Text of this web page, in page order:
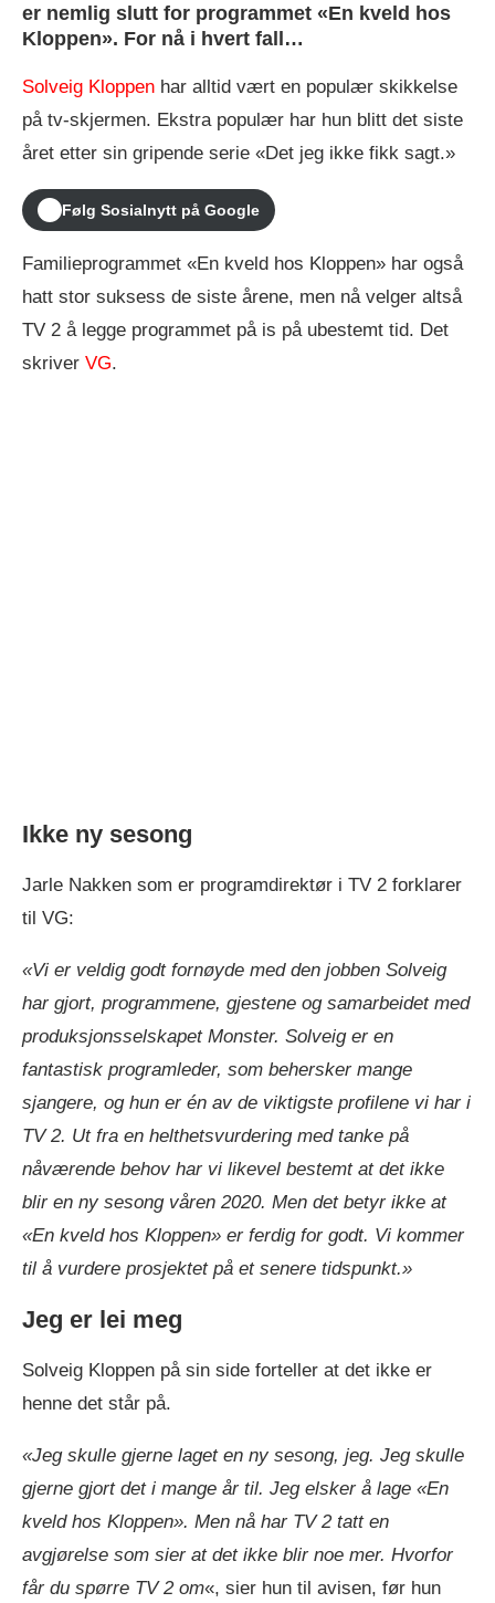
er nemlig slutt for programmet «En kveld hos
Kloppen». For nå i hvert fall…
Solveig Kloppen har alltid vært en populær skikkelse
på tv-skjermen. Ekstra populær har hun blitt det siste
året etter sin gripende serie «Det jeg ikke fikk sagt.»
Følg Sosialnytt på Google
Familieprogrammet «En kveld hos Kloppen» har også
hatt stor suksess de siste årene, men nå velger altså
TV 2 å legge programmet på is på ubestemt tid. Det
skriver VG.
Ikke ny sesong
Jarle Nakken som er programdirektør i TV 2 forklarer
til VG:
«Vi er veldig godt fornøyde med den jobben Solveig
har gjort, programmene, gjestene og samarbeidet med
produksjonsselskapet Monster. Solveig er en
fantastisk programleder, som behersker mange
sjangere, og hun er én av de viktigste profilene vi har i
TV 2. Ut fra en helthetsvurdering med tanke på
nåværende behov har vi likevel bestemt at det ikke
blir en ny sesong våren 2020. Men det betyr ikke at
«En kveld hos Kloppen» er ferdig for godt. Vi kommer
til å vurdere prosjektet på et senere tidspunkt.»
Jeg er lei meg
Solveig Kloppen på sin side forteller at det ikke er
henne det står på.
«Jeg skulle gjerne laget en ny sesong, jeg. Jeg skulle
gjerne gjort det i mange år til. Jeg elsker å lage «En
kveld hos Kloppen». Men nå har TV 2 tatt en
avgjørelse som sier at det ikke blir noe mer. Hvorfor
får du spørre TV 2 om«, sier hun til avisen, før hun